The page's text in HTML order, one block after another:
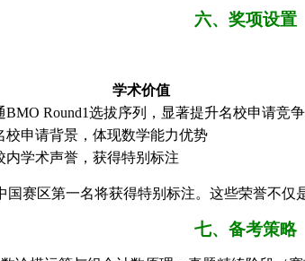
六、奖项设置
学术价值
BMO Round1选拔序列，显著提升名校申请竞
校申请背景，体现数学能力优势
内学术声誉，获得特别标注
赛区第一名将获得特别标注。这些荣誉不仅
七、备考策略